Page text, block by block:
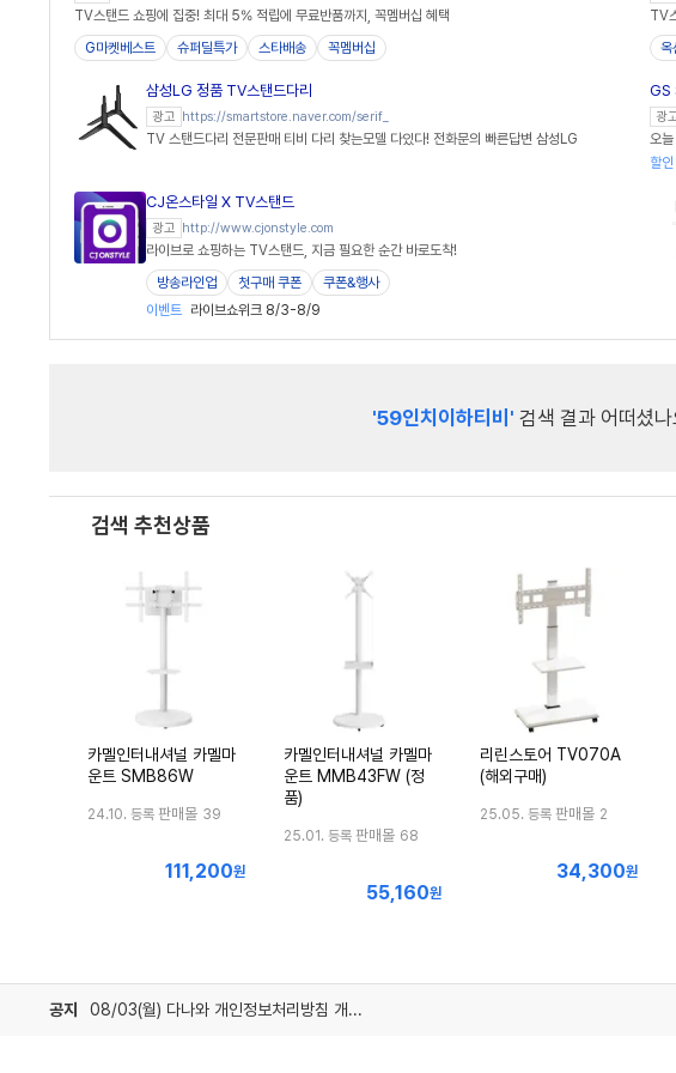
TV스탠드 쇼핑에 집중! 최대 5% 적립에 무료반품까지, 꼭멤버십 혜택
G마켓베스트
슈퍼딜특가 스타배송 꼭멤버십
TV
옥
삼성LG 정품 TV스탠드다리
광고 https://smartstore.naver.com/serif_
TV 스탠드다리 전문판매 티비 다리 찾는모델 다있다! 전화문의 빠른답변 삼성LG
GS
광
오
할인
CJ온스타일 X TV스탠드
광고 http://www.cjonstyle.com
라이브로 쇼핑하는 TV스탠드, 지금 필요한 순간 바로도착!
방송라인업
첫구매 쿠폰
쿠폰&행사
이벤트
라이브쇼위크 8/3-8/9
'59인치이하티비' 검색 결과 어떠셨
검색 추천상품
카멜인터내셔널 카멜마
운트 SMB86W
24.10. 등록 판매몰 39
최
111,200원
카멜인터내셔널 카멜마
운트 MMB43FW (정
품)
25.01. 등록 판매몰 68
최
55,160원
리린스토어 TV070A
(해외구매)
25.05. 등록 판매몰 2
최
34,300원
공지 08/03(월) 다나와 개인정보처리방침 개정 안내